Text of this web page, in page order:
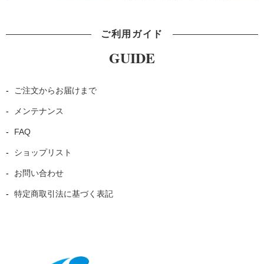
円安の影響もあり、一部商品に対して価格改定をさせていた
つきましては、誠に不本意ではございますが、以下のとお
り、シュトゥルマンスキーの価格改定をお願いしたいと存じ
ます。
【対象商品】
Gagarin アニバーサリーモデル レガシー 904L 2609-
※2024年4月15日より121,000円（税込）
ご利用ガイド
GUIDE
ご注文からお届けまで
メンテナンス
FAQ
ショップリスト
お問い合わせ
特定商取引法に基づく表記